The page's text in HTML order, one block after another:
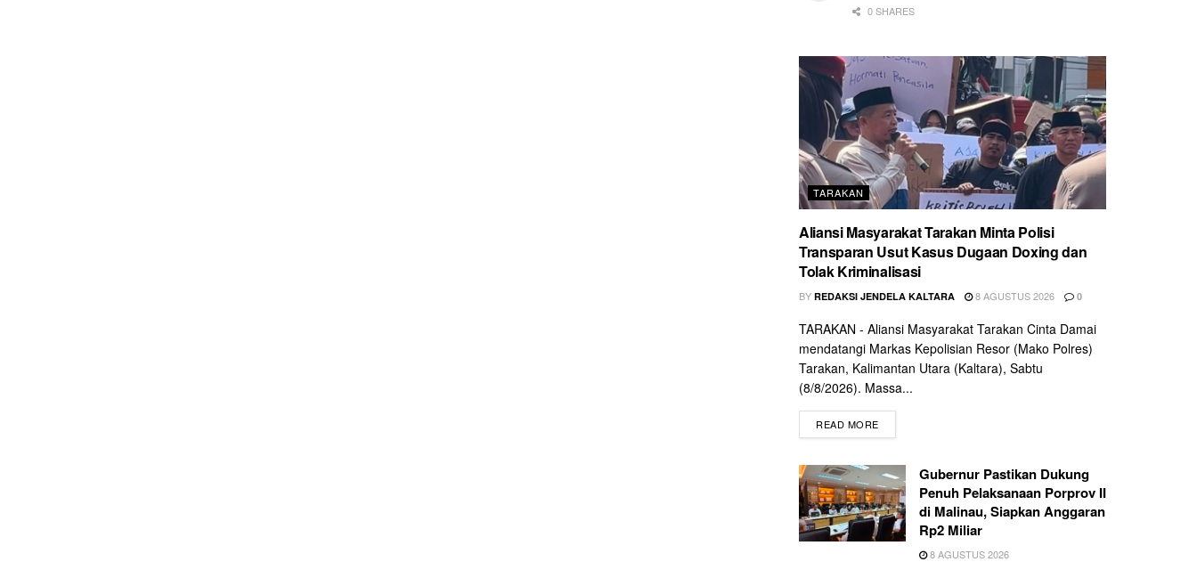
0 SHARES
TARAKAN
Aliansi Masyarakat Tarakan Minta Polisi
Transparan Usut Kasus Dugaan Doxing dan
Tolak Kriminalisasi
BY REDAKSI JENDELA KALTARA 8 AGUSTUS 2026 0
TARAKAN - Aliansi Masyarakat Tarakan Cinta Damai
mendatangi Markas Kepolisian Resor (Mako Polres)
Tarakan, Kalimantan Utara (Kaltara), Sabtu
(8/8/2026). Massa...
READ MORE
Gubernur Pastikan Dukung
Penuh Pelaksanaan Porprov II
di Malinau, Siapkan Anggaran
Rp2 Miliar
8 AGUSTUS 2026